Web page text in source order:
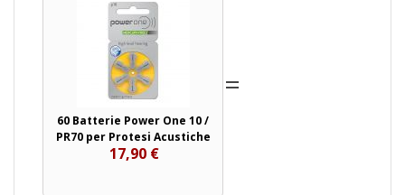
60 Batterie Power One 10 /
PR70 per Protesi Acustiche
17,90 €
=